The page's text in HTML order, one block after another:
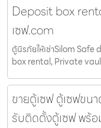
Deposit box
เซฟ.com
ตู้นิรภัยให้เช่าSilom
box rental, Private
ขายตู้เซฟ ตู้เซฟขน
รับติดตั้งตู้เซฟ พร้